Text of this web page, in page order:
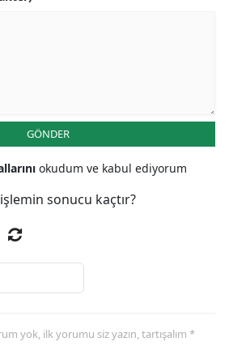
GÖNDER
okudum ve kabul ediyorum
sonucu kaçtır?
yok, ilk yorumu siz yazın, tartışalım *